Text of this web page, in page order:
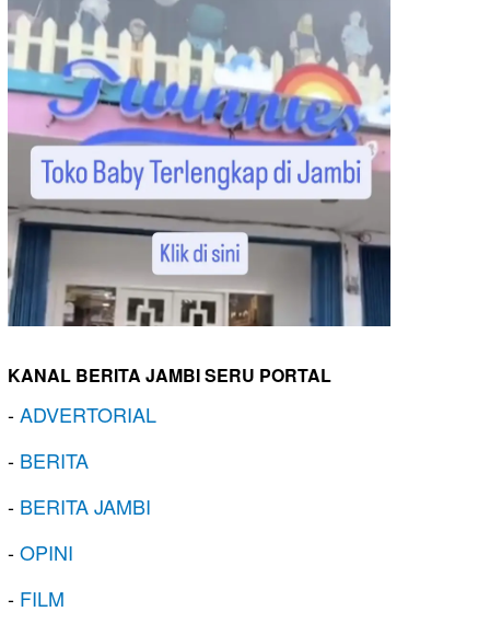
KANAL BERITA JAMBI SERU PORTAL
-ADVERTORIAL
- BERITA
- BERITA JAMBI
-OPINI
- FILM